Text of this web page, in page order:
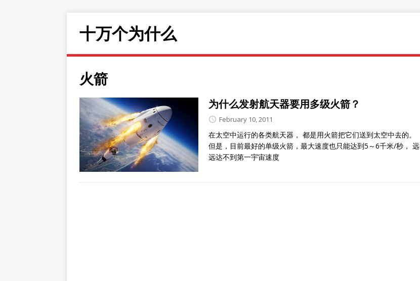
十万个为什么
火箭
为什么发射航天器要用多级火箭？
February 10, 2011
在太空中运行的各类航天器， 都是用火箭把它们送到太空中去的。
但是，目前最好的单级火箭，最大速度也只能达到5～6千米/秒， 远
远达不到第一宇宙速度